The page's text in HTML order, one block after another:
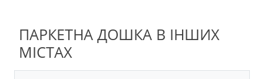
ПАРКЕТНА ДОШКА В ІНШИХ
МІСТАХ